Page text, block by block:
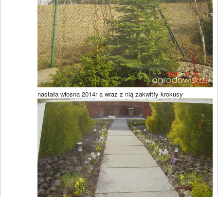
nastała wiosna 2014r a wraz z nią zakwitły krokusy